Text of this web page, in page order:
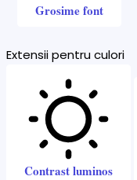
Grosime font
Extensii pentru culori
Contrast luminos